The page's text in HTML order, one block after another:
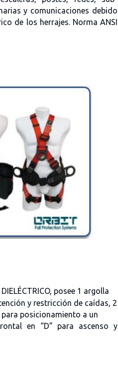
y comunicaciones debido
de los herrajes. Norma ANSI
posee 1 argolla
y restricción de caídas, 2
para posicionamiento a un
en “D” para ascenso y